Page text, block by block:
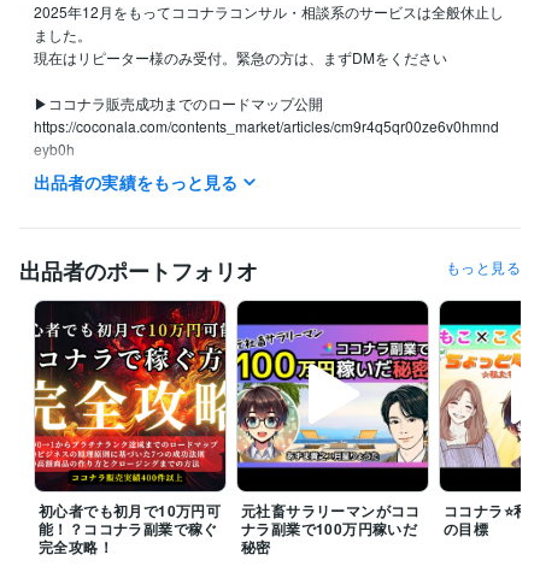
2025年12月をもってココナラコンサル・相談系のサービスは全般休止し
ました。
現在はリピーター様のみ受付。緊急の方は、まずDMをください
▶ココナラ販売成功までのロードマップ公開
https://coconala.com/contents_market/articles/cm9r4q5qr00ze6v0hmnd
eyb0h
▶自分らしくお金を稼ぐ方法ブログ→https://coconala.com/blogs/85477
ココナラ・心理学・マーケティングをベースに
お金を稼ぐ力、心の強さを持てる方法を配信中❣
経験職種
クリエイター / コピーライター 経験年数 : 10年
マーケティング / ブランディング 経験年数 : 10年
営業 / 個人営業 経験年数 : 10年
コンサルタント / 組織・人事コンサルタント 経験年数 : 10年
事務・ビジネスサポート / 事務（一般事務） 経験年数 : 10年
受賞歴
2022年度★ココナラのコンサル部門！ランキング第1位獲得
みんな
でココナラを成功する～コミュニティ運営 ココナラ電話相談の売り
方セミナーYoutube配信
きっかけがあれば人生が変わる　豊かな生き
出品者の実績をもっと見る
出品者のポートフォリオ もっと見る
初心者でも初月で10万円可
能！？ココナラ副業で稼ぐ
完全攻略！
元社畜サラリーマンがココ
ナラ副業で100万円稼いだ
秘密
ココナラ⭐️私
の目標